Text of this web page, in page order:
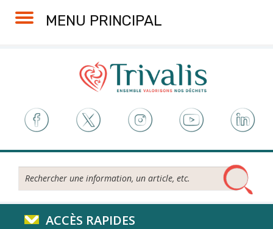
MENU PRINCIPAL
Rechercher...
ACCÈS RAPIDES